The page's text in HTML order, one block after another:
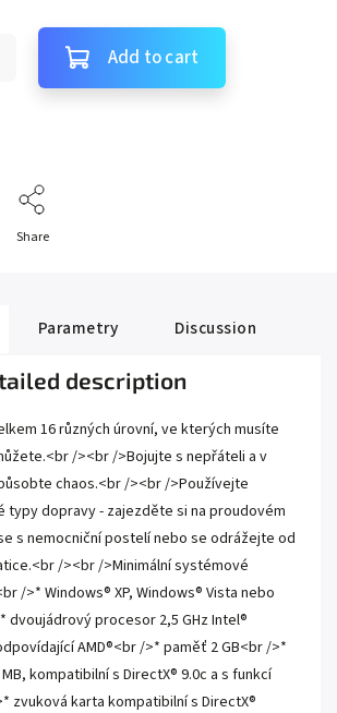
Add to cart
Share
Parametry Discussion
description
16 různých úrovní, ve kterých musíte
/><br />Bojujte s nepřáteli a v
chaos.<br /><br />Používejte
typy dopravy - zajezděte si na proudovém
s nemocniční postelí nebo se odrážejte od
/><br />Minimální systémové
/>* Windows® XP, Windows® Vista nebo
dvoujádrový procesor 2,5 GHz Intel®
AMD®<br />* paměť 2 GB<br />*
kompatibilní s DirectX® 9.0c a s funkcí
zvuková karta kompatibilní s DirectX®